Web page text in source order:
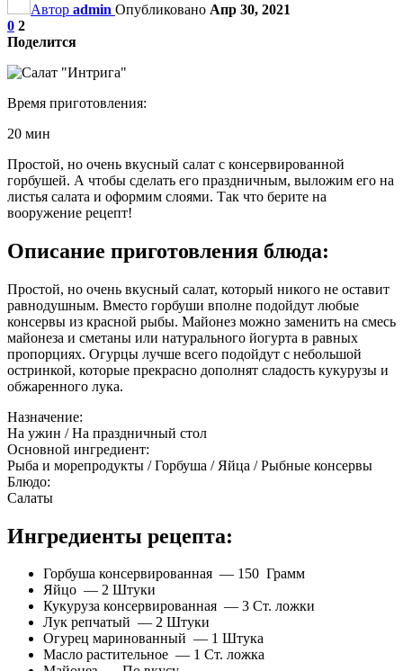
Автор admin Опубликовано Апр 30, 2021
0 2
Поделится
Время приготовления:
20 мин
Простой, но очень вкусный салат с консервированной
горбушей. А чтобы сделать его праздничным, выложим его на
листья салата и оформим слоями. Так что берите на
вооружение рецепт!
Описание приготовления блюда:
Простой, но очень вкусный салат, который никого не оставит
равнодушным. Вместо горбуши вполне подойдут любые
консервы из красной рыбы. Майонез можно заменить на смесь
майонеза и сметаны или натурального йогурта в равных
пропорциях. Огурцы лучше всего подойдут с небольшой
остринкой, которые прекрасно дополнят сладость кукурузы и
обжаренного лука.
Назначение:
На ужин / На праздничный стол
Основной ингредиент:
Рыба и морепродукты / Горбуша / Яйца / Рыбные консервы
Блюдо:
Салаты
Ингредиенты рецепта:
Горбуша консервированная — 150 Грамм
Яйцо — 2 Штуки
Кукуруза консервированная — 3 Ст. ложки
Лук репчатый — 2 Штуки
Огурец маринованный — 1 Штука
Масло растительное — 1 Ст. ложка